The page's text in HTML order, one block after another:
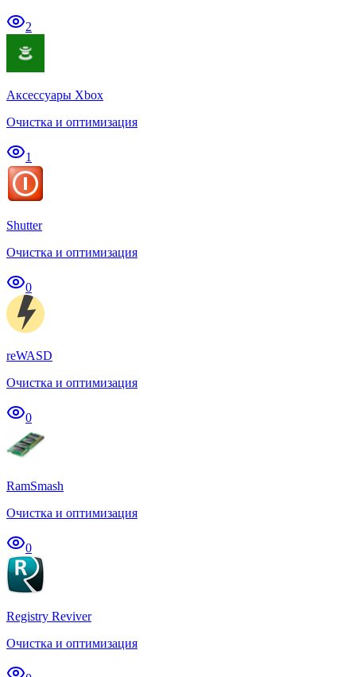
2
Аксессуары Xbox
Очистка и оптимизация
1
Shutter
Очистка и оптимизация
0
reWASD
Очистка и оптимизация
0
RamSmash
Очистка и оптимизация
0
Registry Reviver
Очистка и оптимизация